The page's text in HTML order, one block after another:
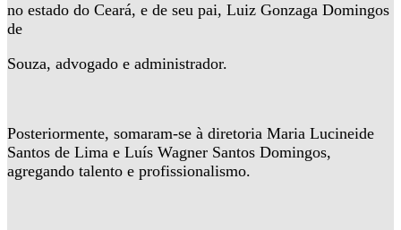
no estado do Ceará, e de seu pai, Luiz Gonzaga Domingos
de
Souza, advogado e administrador.
Posteriormente, somaram-se à diretoria Maria Lucineide
Santos de Lima e Luís Wagner Santos Domingos,
agregando talento e profissionalismo.